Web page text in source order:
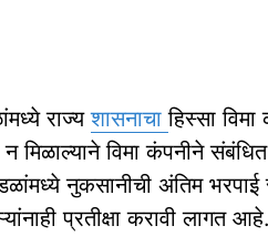
राज्यशासनाचाहिस्सा
विमा कंपनीने संबंधित
नुकसानीची अंतिम भरपाई
प्रतीक्षा करावी लागत